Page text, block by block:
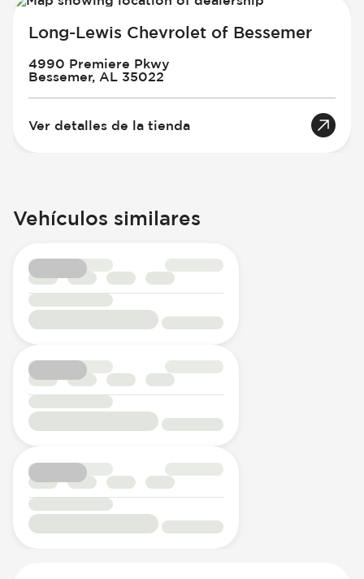
Long-Lewis Chevrolet of Bessemer
4990 Premiere Pkwy
Bessemer, AL 35022
Ver detalles de la tienda
Vehículos similares